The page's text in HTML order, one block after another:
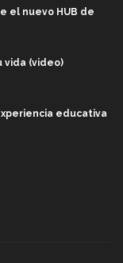
el nuevo HUB de
vida (video)
educativa